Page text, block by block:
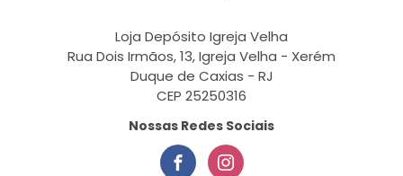
Loja Depósito Igreja Velha
Rua Dois Irmãos, 13, Igreja Velha - Xerém
Duque de Caxias - RJ
CEP 25250316
Nossas Redes Sociais